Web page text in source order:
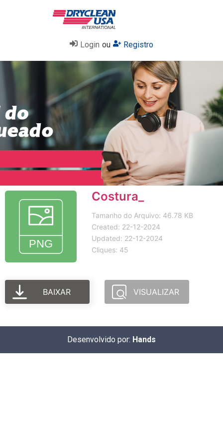
Login ou Registro
Costura_
Tamanho do Arquivo: 46.78 KB
Created: 22-12-2024
Updated: 22-12-2024
Cliques: 45
BAIXAR VISUALIZAR
Desenvolvido por: Hands